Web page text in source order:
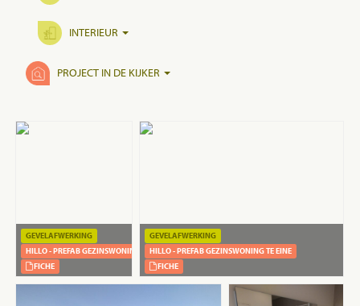
INTERIEUR
PROJECT IN DE KIJKER
GEVELAFWERKING
HILLO - PREFAB GEZINSWONING TE EINE
FICHE
GEVELAFWERKING
HILLO - PREFAB GEZINSWONING TE EINE
FICHE